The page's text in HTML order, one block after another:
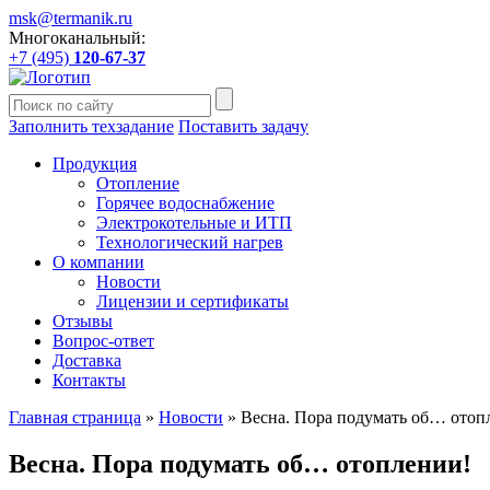
msk@termanik.ru
Многоканальный:
+7 (495) 120-67-37
Заполнить техзадание Поставить задачу
Продукция
Отопление
Горячее водоснабжение
Электрокотельные и ИТП
Технологический нагрев
О компании
Новости
Лицензии и сертификаты
Отзывы
Вопрос-ответ
Доставка
Контакты
Главная страница » Новости » Весна. Пора подумать об…
Весна. Пора подумать об… отоплении!